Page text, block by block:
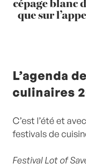
que sur
L’agenda
culinaires
C’est l’été et
festivals de
Festival Lot of